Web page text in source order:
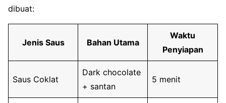
dibuat:
Jenis Saus Bahan Utama
Waktu
Penyiapan
Saus Coklat
Dark chocolate
+ santan
5 menit